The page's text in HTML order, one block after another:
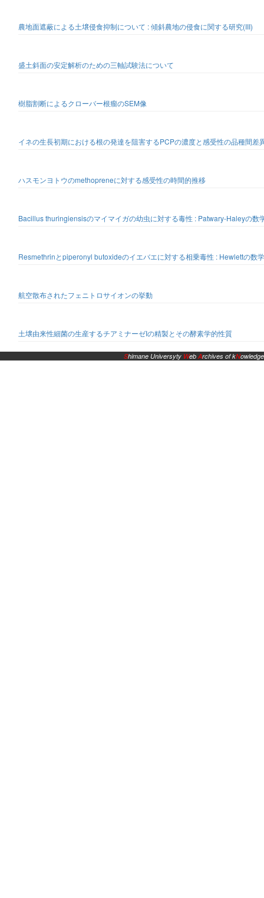
農地面遮蔽による土壌侵食抑制について : 傾斜農地の侵食に関する研究(III)
盛土斜面の安定解析のための三軸試験法について
樹脂割断によるクローバー根瘤のSEM像
イネの生長初期における根の発達を阻害するPCPの濃度と感受性の品種間差
ハスモンヨトウのmethopreneに対する感受性の時間的推移
Bacillus thuringiensisのマイマイガの幼虫に対する毒性 : Patwary-Haleyの数
Resmethrinとpiperonyl butoxideのイエバエに対する相乗毒性 : Hewlettの数
航空散布されたフェニトロサイオンの挙動
土壌由来性細菌の生産するチアミナーゼIの精製とその酵素学的性質
Shimane Universyty WebArchives of kNowledge